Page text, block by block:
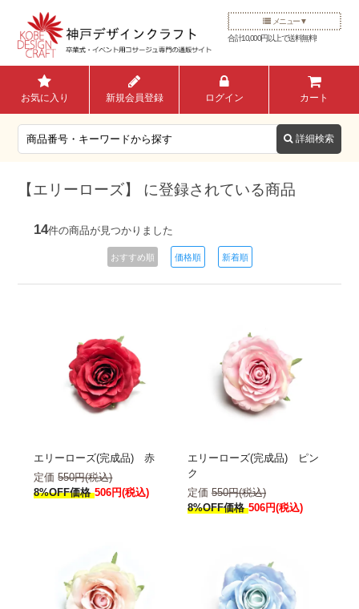
メニュー
合計10,000円以上で送料無料!
お気に入り 新規会員登録 ログイン カート
【エリーローズ】 に登録されている商品
14件の商品が見つかりました
おすすめ順 価格順 新着順
エリーローズ(完成品) 赤
定価550円(税込)
8%OFF価格 506円(税込)
エリーローズ(完成品) ピン
ク
定価 550円(税込)
8%OFF価格 506円(税込)